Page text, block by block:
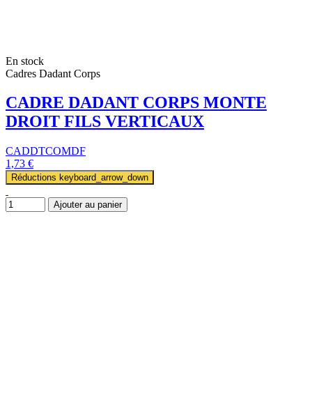
En stock
Cadres Dadant Corps
CADRE DADANT CORPS MONTE
DROIT FILS VERTICAUX
CADDTCOMDF
1,73 €
Réductions keyboard_arrow_down
Ajouter au panier